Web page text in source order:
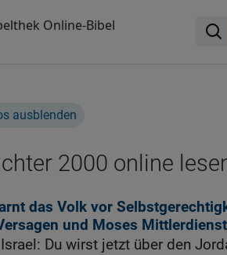
Online-Bibel
ausblenden
2000 online
das Volk vor
und Moses Mittlerdienst
Du wirst jetzt über den